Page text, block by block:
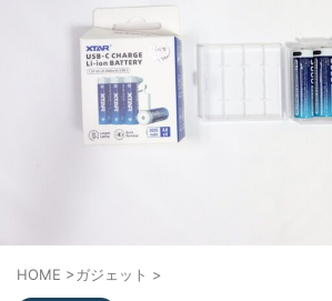
HOME >ガジェット >